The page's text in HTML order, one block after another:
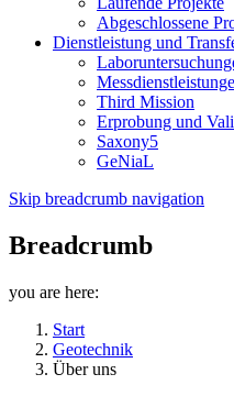
Abgeschlossene
Dienstleistung und
Third Mission
Erprobung und
Saxony5
GeNiaL
Skip breadcrumb navigation
Breadcrumb
you are here:
Start
Geotechnik
Über uns